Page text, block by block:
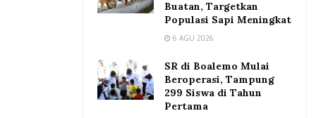
Buatan, Targetkan
Populasi Sapi Meningkat
6 AGU 2026
SR di Boalemo Mulai
Beroperasi, Tampung
299 Siswa di Tahun
Pertama